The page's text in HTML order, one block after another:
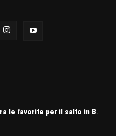
le favorite per il salto in B.